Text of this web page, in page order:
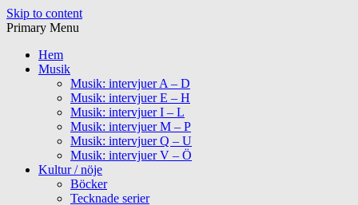
Skip to content
Primary Menu
Hem
Musik
Musik: intervjuer A – D
Musik: intervjuer E – H
Musik: intervjuer I – L
Musik: intervjuer M – P
Musik: intervjuer Q – U
Musik: intervjuer V – Ö
Kultur / nöje
Böcker
Tecknade serier